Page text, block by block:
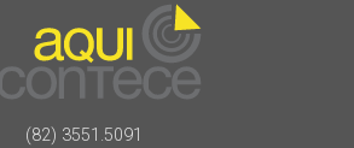
(82) 3551.5091